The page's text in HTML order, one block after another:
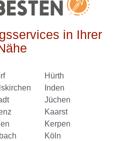
Schorn Umzüge &
Service hat 4.98von
Umzüge &
ServiceBewertungen
auf
in Ihrer
Hürth
Inden
Jüchen
Kaarst
Kerpen
Köln